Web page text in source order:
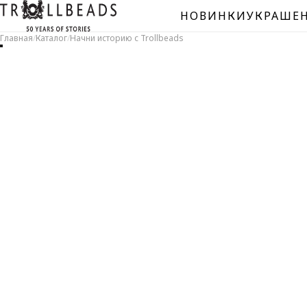
НОВИНКИ
Главная/Каталог/Начни историю с Trollbeads